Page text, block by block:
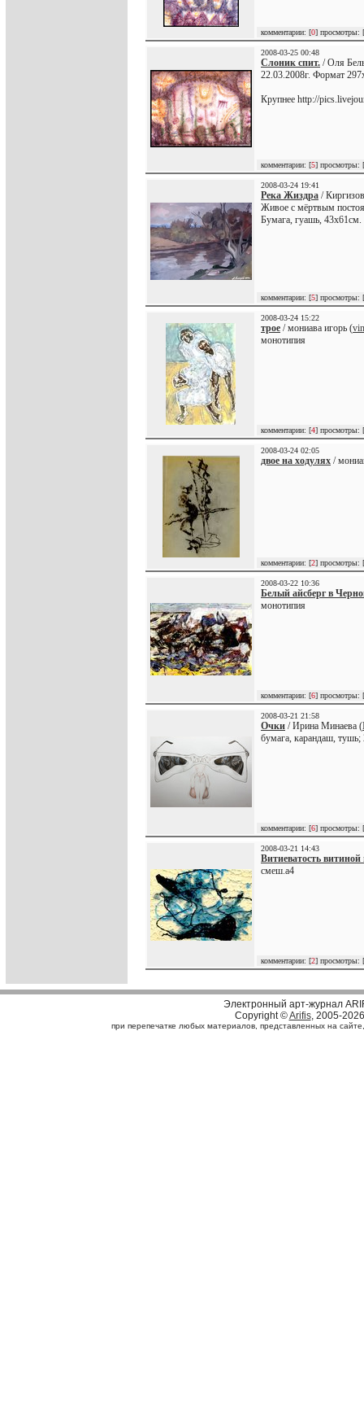
комментарии: [0] просмотры: [
2008-03-25 00:48
Слоник спит. / Оля
22.03.2008г. Формат
Крупнее http://
комментарии: [5] просмотры: [
2008-03-24 19:41
Река Жиздра /
Живое с мёртвым
Бумага, гуашь, 43х61см.
комментарии: [5] просмотры: [
2008-03-24 15:22
трое / мониава игорь (
монотипия
комментарии: [4] просмотры: [
2008-03-24 02:05
двое на ходулях /
комментарии: [2] просмотры: [
2008-03-22 10:36
Белый айсберг в
монотипия
комментарии: [6] просмотры: [
2008-03-21 21:58
Очки / Ирина Минаева (
бумага, карандаш, тушь;
комментарии: [6] просмотры: [
2008-03-21 14:43
Витиеватость витиной
смеш.а4
комментарии: [2] просмотры: [
Электронный арт-журнал
Copyright ©Arifis, 2005-2026
при перепечатке любых материалов, представленных на